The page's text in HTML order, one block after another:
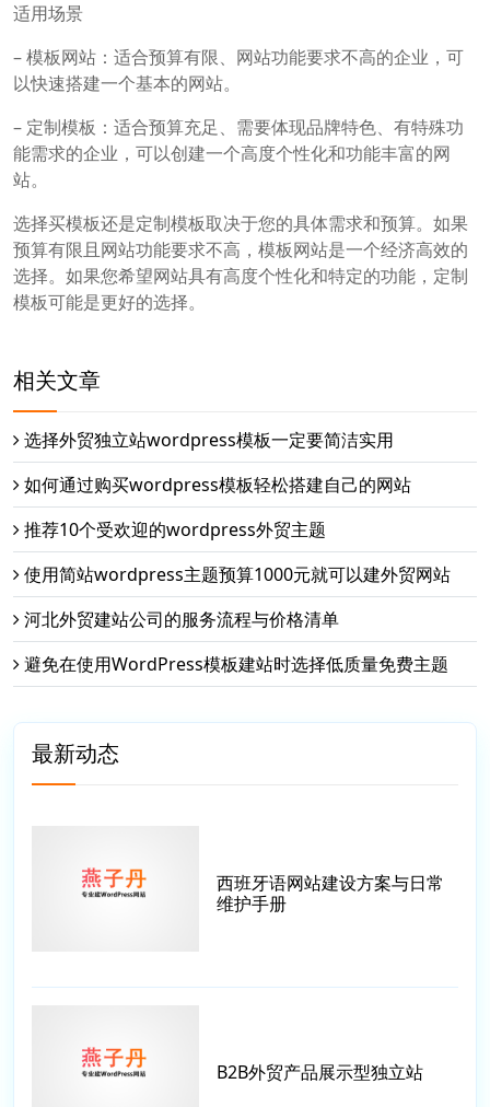
适用场景
– 模板网站：适合预算有限、网站功能要求不高的企业，可
以快速搭建一个基本的网站。
– 定制模板：适合预算充足、需要体现品牌特色、有特殊功
能需求的企业，可以创建一个高度个性化和功能丰富的网
站。
选择买模板还是定制模板取决于您的具体需求和预算。如果
预算有限且网站功能要求不高，模板网站是一个经济高效的
选择。如果您希望网站具有高度个性化和特定的功能，定制
模板可能是更好的选择。
相关文章
选择外贸独立站wordpress模板一定要简洁实用
如何通过购买wordpress模板轻松搭建自己的网站
推荐10个受欢迎的wordpress外贸主题
使用简站wordpress主题预算1000元就可以建外贸网站
河北外贸建站公司的服务流程与价格清单
避免在使用WordPress模板建站时选择低质量免费主题
最新动态
西班牙语网站建设方案与日常
维护手册
B2B外贸产品展示型独立站